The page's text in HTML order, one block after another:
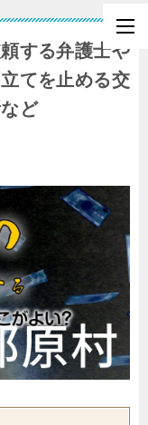
する弁護士や
てを止める交
ど